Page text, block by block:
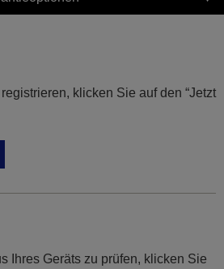
klicken Sie auf den “Jetzt
Ihres Geräts zu prüfen, klicken Sie